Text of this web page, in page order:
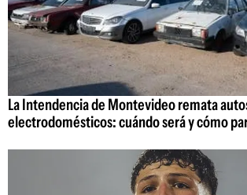
La Intendencia de Montevideo remata
electrodomésticos: cuándo será y cómo